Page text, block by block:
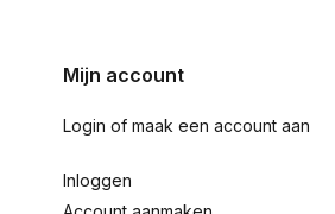
Mijn account
Login of maak een account aan
Inloggen